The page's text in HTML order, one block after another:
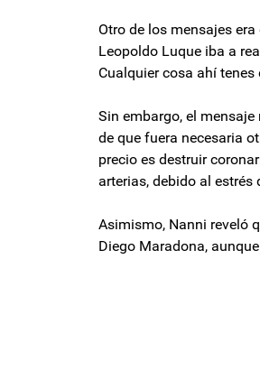
Otro de los mensajes
Leopoldo Luque iba a
Cualquier cosa ahí tenes
Sin embargo, el
de que fuera necesaria
precio es destruir
arterias, debido al
Asimismo, Nanni reveló
Diego Maradona,